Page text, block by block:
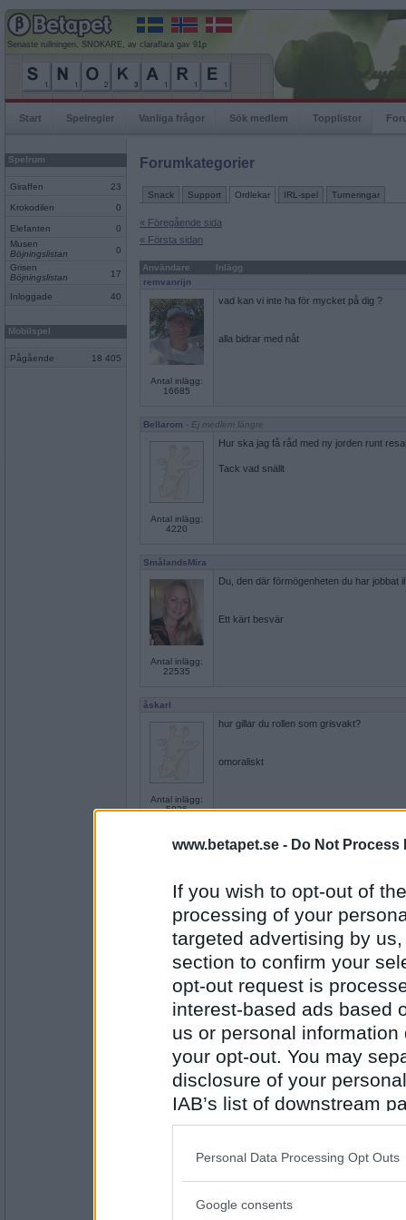
www.betapet.se - Do Not Process
If you wish to opt-out of
processing of your
targeted advertising by
section to confirm your
opt-out request is
interest-based ads based
us or personal
your opt-out. You may
disclosure of your
IAB’s list of downstream
also be disclosed by us
Downstream Participants
Please note that this
Personal Data Processing Opt Outs
Google consents
Senaste rullningen, SNOKARE, av claraflara gav 91p
Start Spelregler Vanliga frågor Sök medlem Topplistor
Spelrum
Giraffen 23
Krokodilen 0
Elefanten
0
Musen
Böjningslistan
0
Grisen
Böjningslistan
17
Inloggade 40
Mobilspel
Pågående 18 405
Forumkategorier
Snack Support Ordlekar IRL-spel Turneringar
« Föregående sida
« Första sidan
Användare
Inlägg
remvanrijn
Antal inlägg:
16685
vad kan vi inte ha för mycket på dig ?
alla bidrar med nåt
Bellarom - Ej medlem längre
Antal inlägg:
4220
Hur ska jag få råd med ny jorden runt
Tack vad snällt
SmålandsMira
Antal inlägg:
22535
Du, den där förmögenheten du har jobbat
Ett kärt besvär
åskarl
Antal inlägg:
5826
hur gillar du rollen som grisvakt?
omoraliskt
Bellarom- Ej medlem längre
Antal inlägg:
4220
Som väntat
Antal inlägg:
5826
har jag gjort bort mig nu igen?
känns som något saknas